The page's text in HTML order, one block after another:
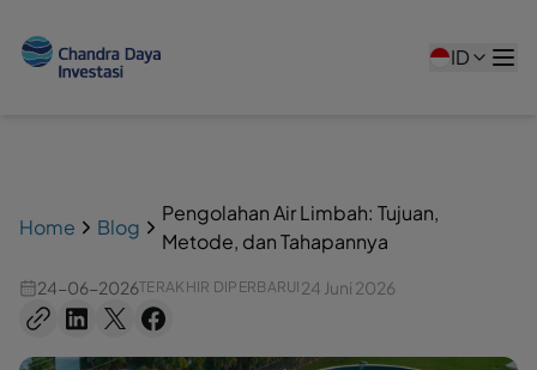
ID
Home Blog
Pengolahan Air Limbah: Tujuan,
Metode, dan Tahapannya
24-06-2026TERAKHIR DIPERBARUI 24 Juni 2026